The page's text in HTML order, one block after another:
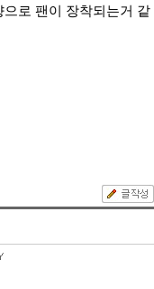
로 팬이 장착되는거 같